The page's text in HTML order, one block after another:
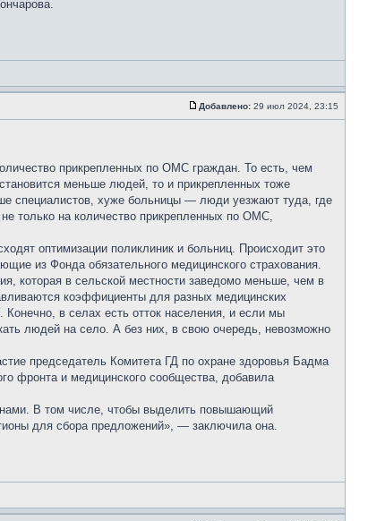
Добавлено: 29 июл 2024, 23:15
прикрепленных по ОМС граждан. То есть, чем
меньше людей, то и прикрепленных тоже
специалистов, хуже больницы — люди уезжают туда, где
только на количество прикрепленных по ОМС,
оптимизации поликлиник и больниц. Происходит это
из Фонда обязательного медицинского страхования.
которая в сельской местности заведомо меньше, чем в
коэффициенты для разных медицинских
Конечно, в селах есть отток населения, и если мы
людей на село. А без них, в свою очередь, невозможно
председатель Комитета ГД по охране здоровья Бадма
фронта и медицинского сообщества, добавила
В том числе, чтобы выделить повышающий
для сбора предложений», — заключила она.